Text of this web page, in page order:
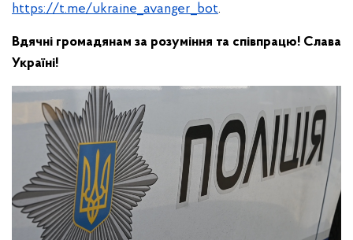
https://t.me/ukraine_avanger_bot.
Вдячні громадянам за розуміння та співпрацю! Слава
Україні!